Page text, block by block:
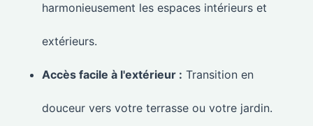
harmonieusement les espaces intérieurs et
extérieurs.
Accès facile à l'extérieur : Transition en
douceur vers votre terrasse ou votre jardin.